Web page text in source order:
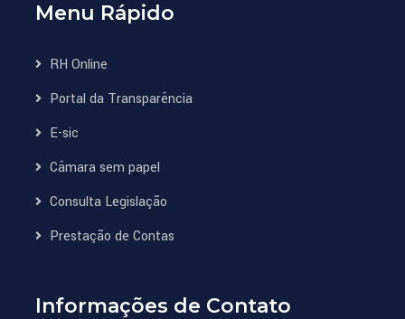
Menu Rápido
RH Online
Portal da Transparência
E-sic
Câmara sem papel
Consulta Legislação
Prestação de Contas
Informações de Contato